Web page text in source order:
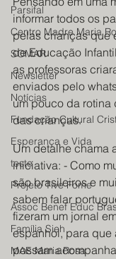
Parsifal
Centro Madre Maria
SOMAR
Newsletter
Notícias
Fundação Cultural
Esperança e Vida
teste
Projeto Tive Fome
Assoc Benef Educ
Família Sieh
MAE Maria Rosa
informar todos os
pelas crianças que
de Educação
as professoras
enviados pelo
um pouco da
das crianças.
Um detalhe chama
iniciativa: - Como
são brasileiros e
sabem falar
fizeram um jornal
espanhol, para que
possam